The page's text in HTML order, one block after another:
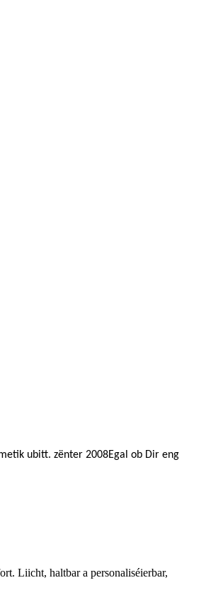
ubitt. zënter 2008Egal ob Dir eng
Liicht, haltbar a personaliséierbar,